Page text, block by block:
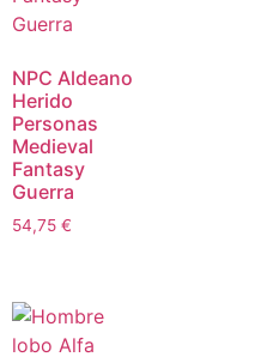
NPC Aldeano
Herido
Personas
Medieval
Fantasy
Guerra
54,75 €